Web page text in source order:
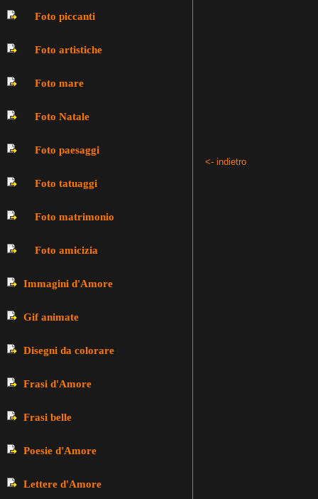
Foto piccanti
Foto artistiche
Foto mare
Foto Natale
Foto paesaggi
Foto tatuaggi
Foto matrimonio
Foto amicizia
Immagini d'Amore
Gif animate
Disegni da colorare
Frasi d'Amore
Frasi belle
Poesie d'Amore
Lettere d'Amore
<- indietro